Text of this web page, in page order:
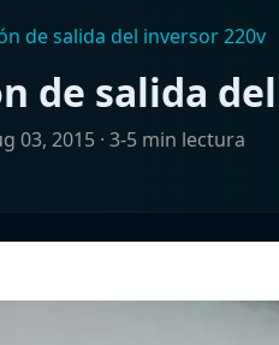
de salida del inversor 220v
de salida
03, 2015 · 3-5 min lectura